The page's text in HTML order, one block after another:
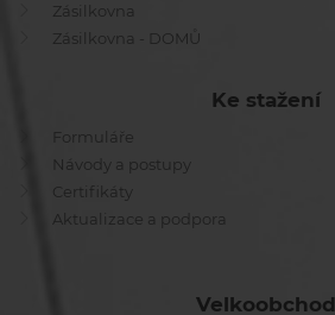
Zásilkovna
Zásilkovna - DOMŮ
Ke stažení
Formuláře
Návody a postupy
Certifikáty
Aktualizace a podpora
Velkoobchod